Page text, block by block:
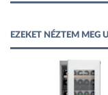
EZEKET NÉZTEM MEG